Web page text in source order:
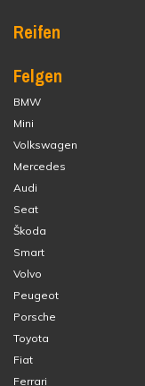
Reifen
Felgen
BMW
Mini
Volkswagen
Mercedes
Audi
Seat
Škoda
Smart
Volvo
Peugeot
Porsche
Toyota
Fiat
Ferrari